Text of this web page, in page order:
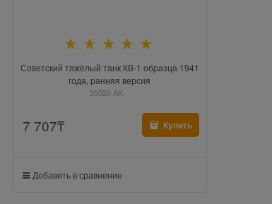
Советский тяжёлый танк КВ-1 образца 1941
года, ранняя версия
35020 AK
7 707₸ Купить
Добавить в сравнение